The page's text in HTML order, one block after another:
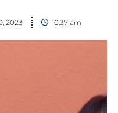
2023 10:37 am